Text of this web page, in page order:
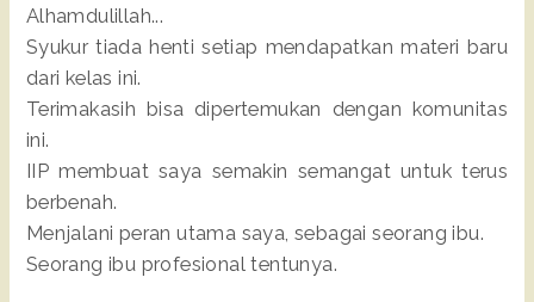
Alhamdulillah...
Syukur tiada henti setiap mendapatkan materi baru
dari kelas ini.
Terimakasih bisa dipertemukan dengan komunitas
ini.
IIP membuat saya semakin semangat untuk terus
berbenah.
Menjalani peran utama saya, sebagai seorang ibu.
Seorang ibu profesional tentunya.